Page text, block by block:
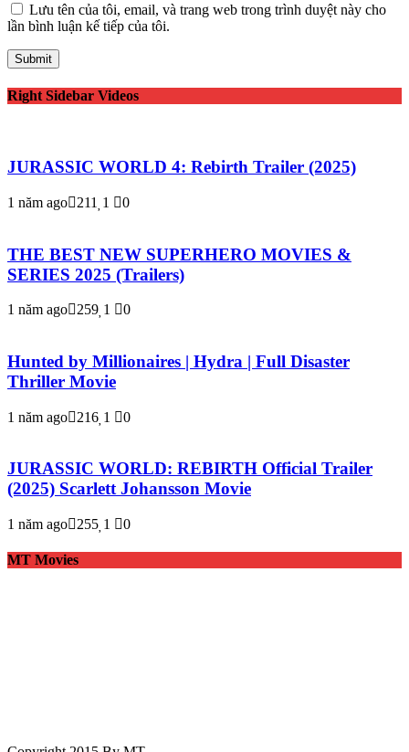
Lưu tên của tôi, email, và trang web trong trình duyệt này cho
lần bình luận kế tiếp của tôi.
Right Sidebar Videos
JURASSIC WORLD 4: Rebirth Trailer (2025)
1 năm ago 211 1 0
THE BEST NEW SUPERHERO MOVIES &
SERIES 2025 (Trailers)
1 năm ago 259 1 0
Hunted by Millionaires | Hydra | Full Disaster
Thriller Movie
1 năm ago 216 1 0
JURASSIC WORLD: REBIRTH Official Trailer
(2025) Scarlett Johansson Movie
1 năm ago 255 1 0
MT Movies